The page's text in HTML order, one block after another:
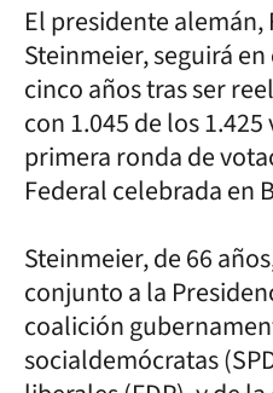
El presidente
Steinmeier, seguirá
cinco años tras ser
con 1.045 de los
primera ronda de
Federal celebrada en
Steinmeier, de 66
conjunto a la
coalición
socialdemócratas